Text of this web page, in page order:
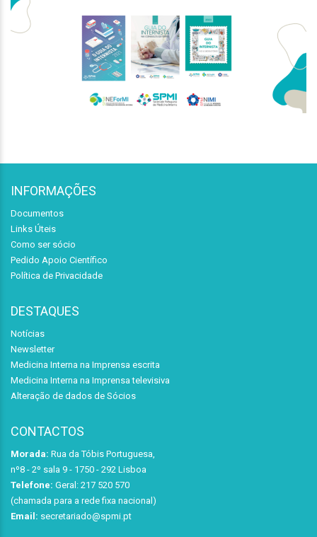
INFORMAÇÕES
Documentos
Links Úteis
Como ser sócio
Pedido Apoio Científico
Política de Privacidade
DESTAQUES
Notícias
Newsletter
Medicina Interna na Imprensa escrita
Medicina Interna na Imprensa televisiva
Alteração de dados de Sócios
CONTACTOS
Morada: Rua da Tóbis Portuguesa,
nº8 - 2º sala 9 - 1750 - 292 Lisboa
Telefone: Geral: 217 520 570
(chamada para a rede fixa nacional)
Email: secretariado@spmi.pt